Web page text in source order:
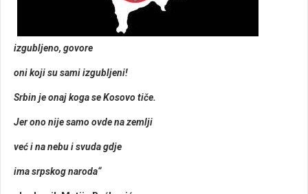
izgublјeno, govore
oni koji su sami izgublјeni!
Srbin je onaj koga se Kosovo tiče.
Jer ono nije samo ovde na zemlјi
već i na nebu i svuda gdje
ima srpskog naroda“